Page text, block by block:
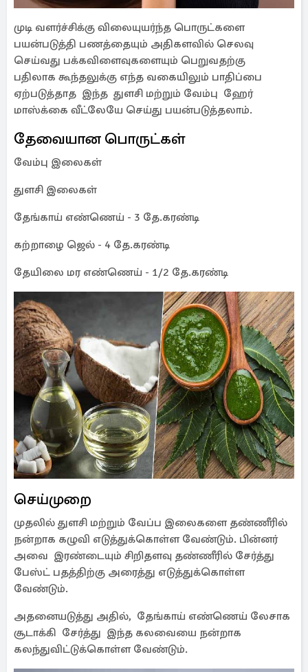
முடி வளர்ச்சிக்கு விலையுயர்ந்த பொருட்களை
பயன்படுத்தி பணத்தையும் அதிகளவில் செலவு
செய்வது பக்கவிளைவுகளையும் பெறுவதற்கு
பதிலாக கூந்தலுக்கு எந்த வகையிலும் பாதிப்பை
ஏற்படுத்தாத இந்த துளசி மற்றும் வேம்பு ஹேர்
மாஸ்க்கை வீட்லேயே செய்து பயன்படுத்தலாம்.
தேவையான பொருட்கள்
வேம்பு இலைகள்
துளசி இலைகள்
தேங்காய் எண்ணெய் - 3 தே.கரண்டி
கற்றாழை ஜெல் - 4 தே.கரண்டி
தேயிலை மர எண்ணெய் - 1/2 தே.கரண்டி
செய்முறை
முதலில் துளசி மற்றும் வேப்ப இலைகளை தண்ணீரில்
நன்றாக கழுவி எடுத்துக்கொள்ள வேண்டும். பின்னர்
அவை இரண்டையும் சிறிதளவு தண்ணீரில் சேர்த்து
பேஸ்ட் பதத்திற்கு அரைத்து எடுத்துக்கொள்ள
வேண்டும்.
அதனையடுத்து அதில், ​​தேங்காய் எண்ணெய் லேசாக
சூடாக்கி சேர்த்து இந்த கலவையை நன்றாக
கலந்துவிட்டுக்கொள்ள வேண்டும்.